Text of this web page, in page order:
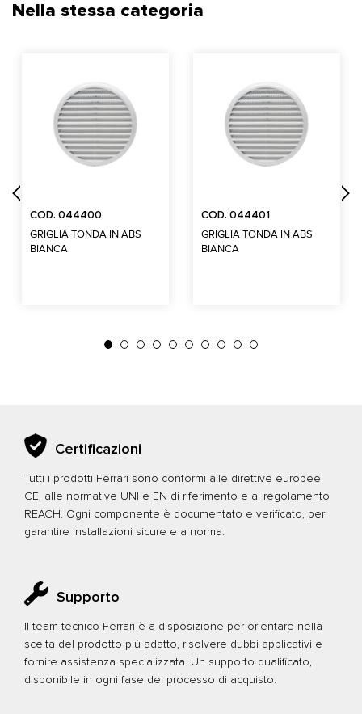
Nella stessa categoria
COD. 044400
GRIGLIA TONDA IN ABS
BIANCA
COD. 044401
GRIGLIA TONDA IN ABS
BIANCA
Certificazioni
Tutti i prodotti Ferrari sono conformi alle direttive europee
CE, alle normative UNI e EN di riferimento e al regolamento
REACH. Ogni componente è documentato e verificato, per
garantire installazioni sicure e a norma.
Supporto
Il team tecnico Ferrari è a disposizione per orientare nella
scelta del prodotto più adatto, risolvere dubbi applicativi e
fornire assistenza specializzata. Un supporto qualificato,
disponibile in ogni fase del processo di acquisto.